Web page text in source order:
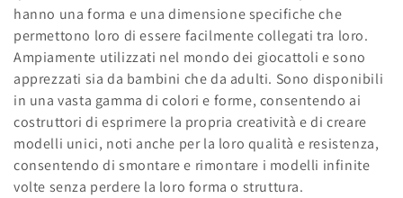
e
z
i
o
n
hanno una forma e una dimensione specifiche che
permettono loro di essere facilmente collegati tra loro.
Ampiamente utilizzati nel mondo dei giocattoli e sono
apprezzati sia da bambini che da adulti. Sono disponibili
in una vasta gamma di colori e forme, consentendo ai
costruttori di esprimere la propria creatività e di creare
modelli unici, noti anche per la loro qualità e resistenza,
consentendo di smontare e rimontare i modelli infinite
volte senza perdere la loro forma o struttura.